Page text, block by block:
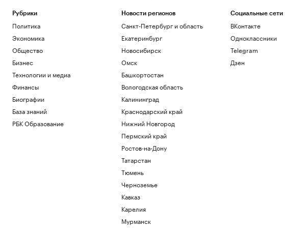
Рубрики
Политика
Экономика
Общество
Бизнес
Технологии и медиа
Финансы
Биографии
База знаний
РБК Образование
Новости регионов
Санкт-Петербург и область
Екатеринбург
Новосибирск
Омск
Башкортостан
Вологодская область
Калининград
Краснодарский край
Нижний Новгород
Пермский край
Ростов-на-Дону
Татарстан
Тюмень
Черноземье
Кавказ
Карелия
Мурманск
Социальные сети
ВКонтакте
Одноклассники
Telegram
Дзен